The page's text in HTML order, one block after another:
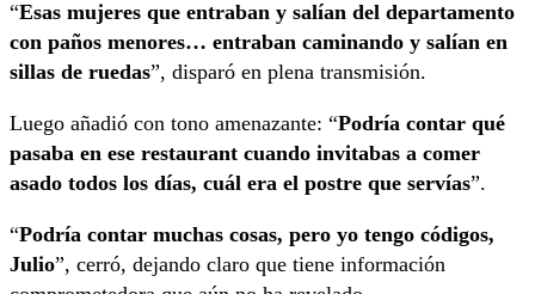
“Esas mujeres que entraban y salían del departamento
con paños menores… entraban caminando y salían en
sillas de ruedas”, disparó en plena transmisión.
Luego añadió con tono amenazante: “Podría contar qué
pasaba en ese restaurant cuando invitabas a comer
asado todos los días, cuál era el postre que servías”.
“Podría contar muchas cosas, pero yo tengo códigos,
Julio”, cerró, dejando claro que tiene información